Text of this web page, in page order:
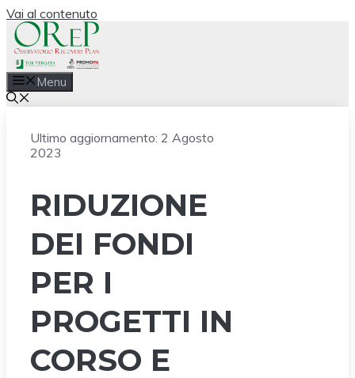
Vai al contenuto
Menu
Ultimo aggiornamento: 2 Agosto
2023
RIDUZIONE
DEI FONDI
PER I
PROGETTI IN
CORSO E